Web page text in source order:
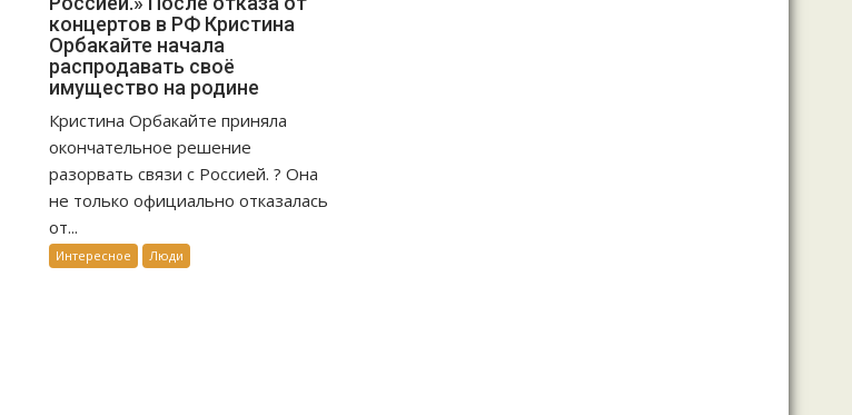
концертов в РФ Кристина
Орбакайте начала
распродавать своё
имущество на родине
Кристина Орбакайте приняла
окончательное решение
разорвать связи с Россией. ? Она
не только официально отказалась
от...
Интересное Люди